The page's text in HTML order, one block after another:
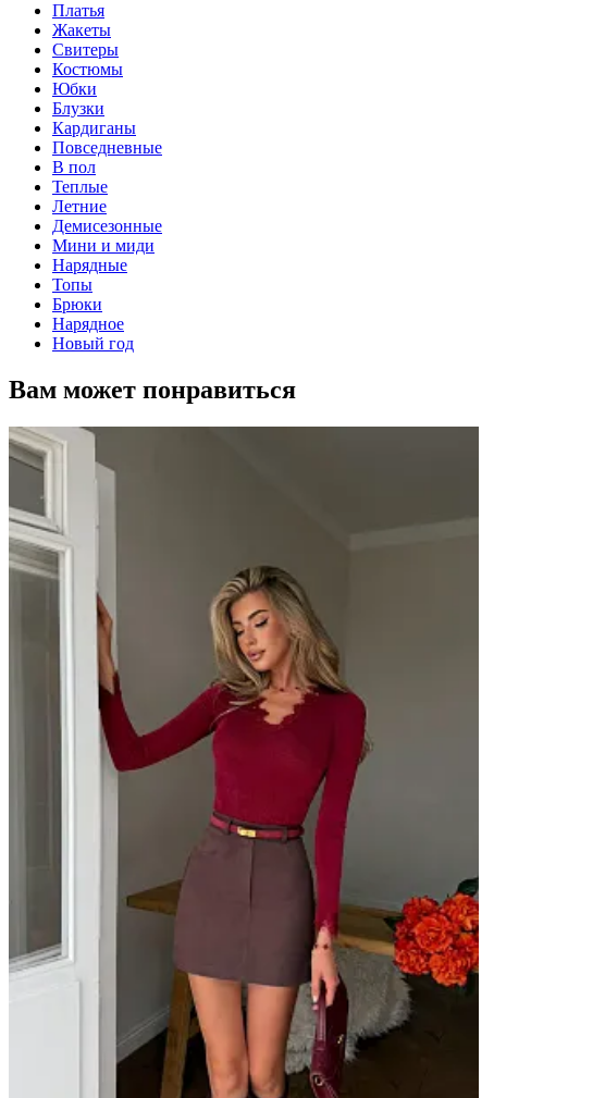
Платья
Жакеты
Свитеры
Костюмы
Юбки
Блузки
Кардиганы
Повседневные
В пол
Теплые
Летние
Демисезонные
Мини и миди
Нарядные
Топы
Брюки
Нарядное
Новый год
Вам может понравиться